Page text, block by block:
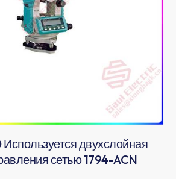
двухслойная
сетью 1794-ACN